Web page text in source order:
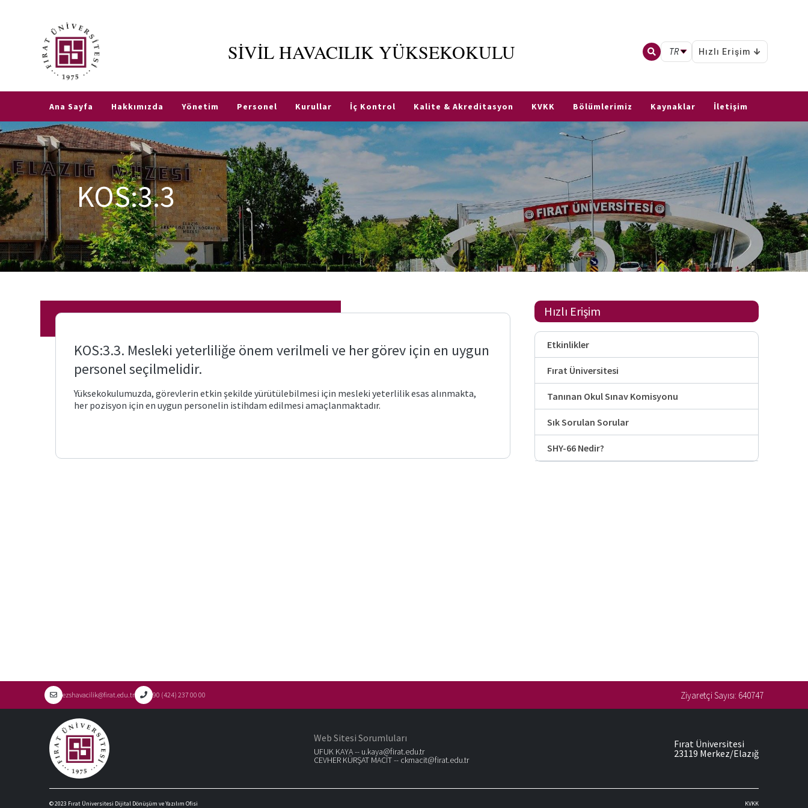
SİVİL HAVACILIK YÜKSEKOKULU TR Hızlı Erişim
Etkinlikler
Üniversitesi
Tanınan
Okul Sınav
Komisyonu
Sık
Sorulan
Sorular
SHY-
66
Nedir?
Ana Sayfa Hakkımızda Yönetim Personel Kurullar İç Kontrol Kalite & Akreditasyon KVKK Bölümlerimiz Kaynaklar İletişim
KOS:3.3
KOS:3.3. Mesleki yeterliliğe önem verilmeli ve her görev için en uygun
personel seçilmelidir.
Yüksekokulumuzda, görevlerin etkin şekilde yürütülebilmesi için mesleki yeterlilik esas alınmakta,
her pozisyon için en uygun personelin istihdam edilmesi amaçlanmaktadır.
Hızlı Erişim
Etkinlikler
Fırat Üniversitesi
Tanınan Okul Sınav Komisyonu
Sık Sorulan Sorular
SHY-66 Nedir?
ezshavacilik@firat.edu.tr 90 (424) 237 00 00 Ziyaretçi Sayısı: 640747
Web Sitesi Sorumluları
UFUK KAYA -- u.kaya@firat.edu.tr
CEVHER KÜRŞAT MACİT -- ckmacit@firat.edu.tr
Fırat Üniversitesi
23119 Merkez/Elazığ
© 2023 Fırat Üniversitesi Dijital Dönüşüm ve Yazılım Ofisi KVKK